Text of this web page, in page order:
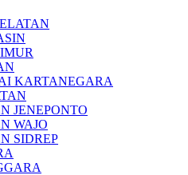
KARTANEGARA
JENEPONTO
WAJO
SIDREP